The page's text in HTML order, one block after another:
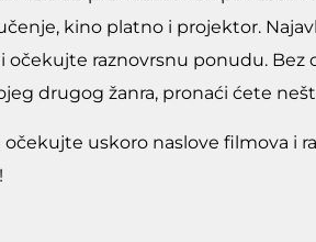
kino platno i projektor.
raznovrsnu ponudu. Bez
drugog žanra, pronaći ćete
uskoro naslove filmova i